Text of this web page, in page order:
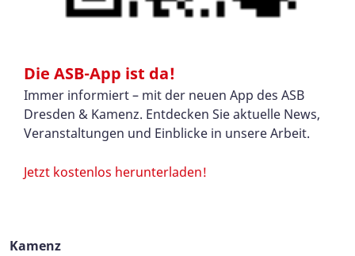
Die ASB-App ist da!
Immer informiert – mit der neuen App des ASB
Dresden & Kamenz. Entdecken Sie aktuelle News,
Veranstaltungen und Einblicke in unsere Arbeit.
Jetzt kostenlos herunterladen!
Kamenz